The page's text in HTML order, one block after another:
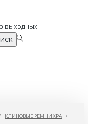
выходных
/ КЛИНОВЫЕ РЕМНИ XPA /